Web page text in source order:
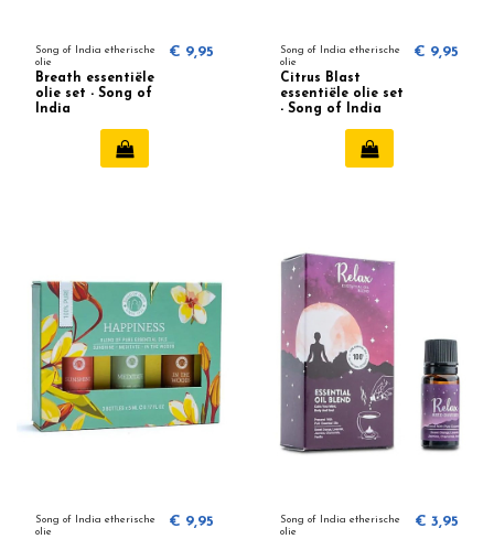
Song of India etherische
olie
Breath essentiële
olie set - Song of
India
€ 9,95
Song of India etherische
olie
Citrus Blast
essentiële olie set
- Song of India
€ 9,95
Song of India etherische
olie
€ 9,95
Song of India etherische
olie
€ 3,95